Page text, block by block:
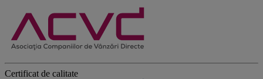
Certificat de calitate